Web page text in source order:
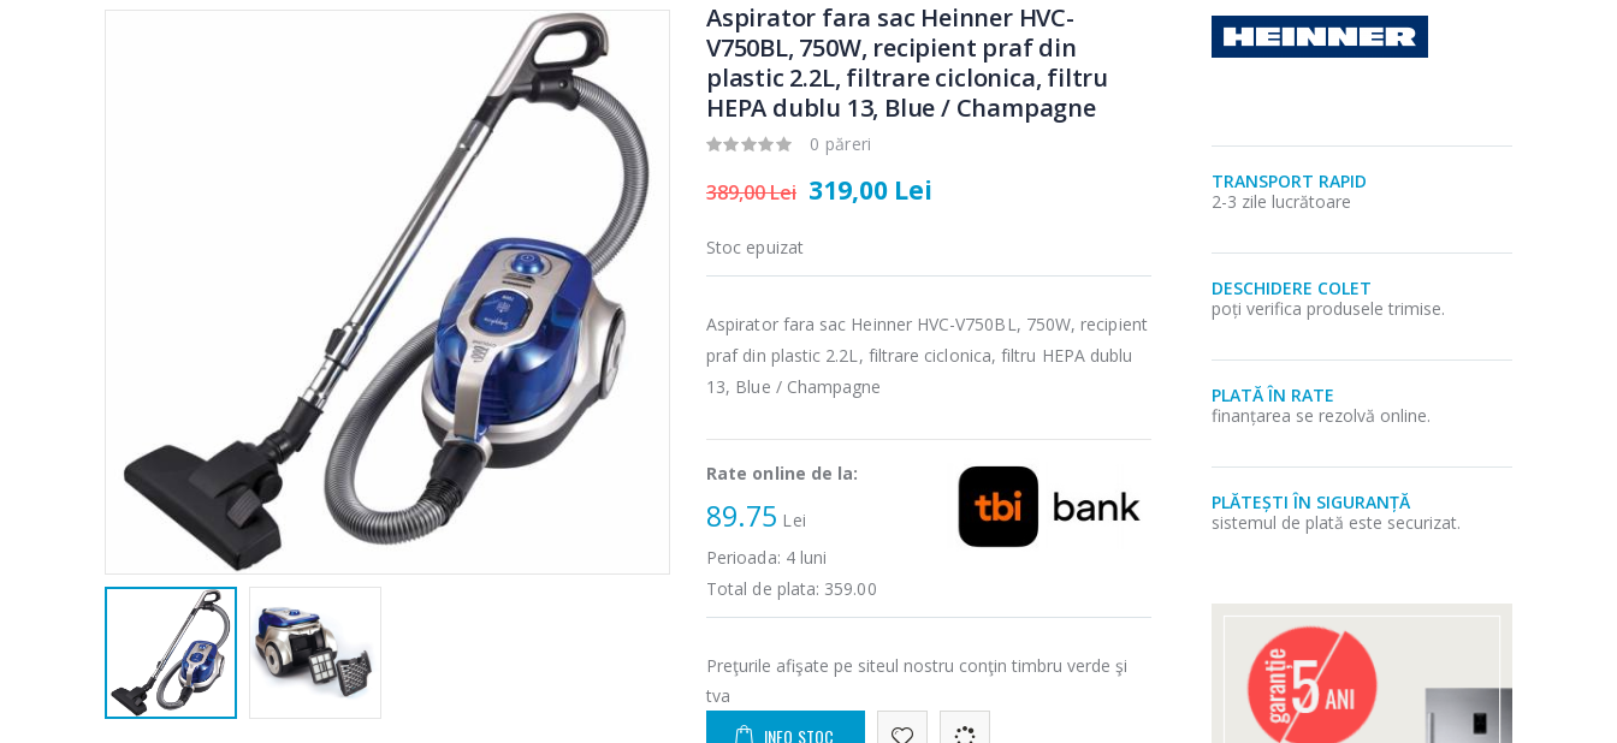
Aspirator fara sac Heinner HVC-
V750BL, 750W, recipient praf din
plastic 2.2L, filtrare ciclonica, filtru
HEPA dublu 13, Blue / Champagne
0 păreri
389,00 Lei 319,00 Lei
Stoc epuizat
Aspirator fara sac Heinner HVC-V750BL, 750W, recipient
praf din plastic 2.2L, filtrare ciclonica, filtru HEPA dublu
13, Blue / Champagne
Rate online de la:
89.75 Lei
Perioada: 4luni
Total de plata: 359.00
Preţurile afişate pe siteul nostru conţin timbru verde şi
tva
INFO STOC
TRANSPORT RAPID
2-3 zile lucrătoare
DESCHIDERE COLET
poți verifica produsele trimise.
PLATĂ ÎN RATE
finanțarea se rezolvă online.
PLĂTEȘTI ÎN SIGURANȚĂ
sistemul de plată este securizat.